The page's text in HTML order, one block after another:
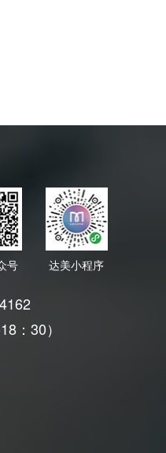
号 达美小程序
：30）